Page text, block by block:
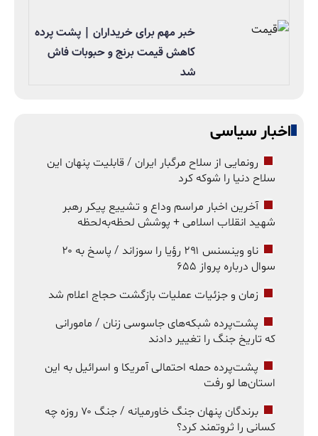
خبر مهم برای خریداران | پشت پرده
کاهش قیمت برنج و حبوبات فاش
شد
اخبار سیاسی
رونمایی از سلاح مرگبار ایران / قابلیت پنهان این
سلاح دنیا را شوکه کرد
آخرین اخبار مراسم وداع و تشییع پیکر رهبر
شهید انقلاب اسلامی + پوشش لحظه‌به‌لحظه
ناو وینسنس ۲۹۱ رؤیا را سوزاند / پاسخ به ۲۰
سوال درباره پرواز ۶۵۵
زمان و جزئیات عملیات بازگشت حجاج اعلام شد
پشت‌پرده شبکه‌های جاسوسی زنان / مامورانی
که تاریخ جنگ را تغییر دادند
پشت‌پرده حمله احتمالی آمریکا و اسرائیل به این
استان‌ها لو رفت
برندگان پنهان جنگ خاورمیانه / جنگ ۷۰ روزه چه
کسانی را ثروتمند کرد؟